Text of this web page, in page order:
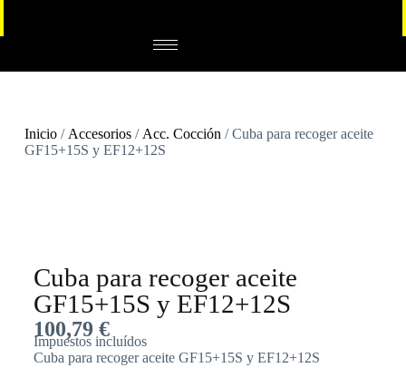
Inicio/ Accesorios/ Acc. Cocción / Cuba para recoger aceite
GF15+15S y EF12+12S
Cuba para recoger aceite
GF15+15S y EF12+12S
100,79 €
Impuestos incluídos
Cuba para recoger aceite GF15+15S y EF12+12S